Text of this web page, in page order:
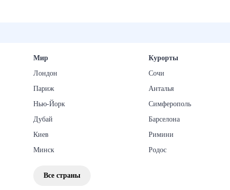
Мир
Лондон
Париж
Нью-Йорк
Дубай
Киев
Минск
Курорты
Сочи
Анталья
Симферополь
Барселона
Римини
Родос
Все страны